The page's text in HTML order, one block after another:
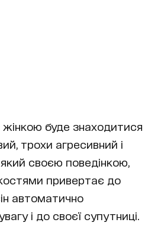
буде знаходитися
трохи агресивний і
який своєю поведінкою,
привертає до
автоматично
і до своєї супутниці.